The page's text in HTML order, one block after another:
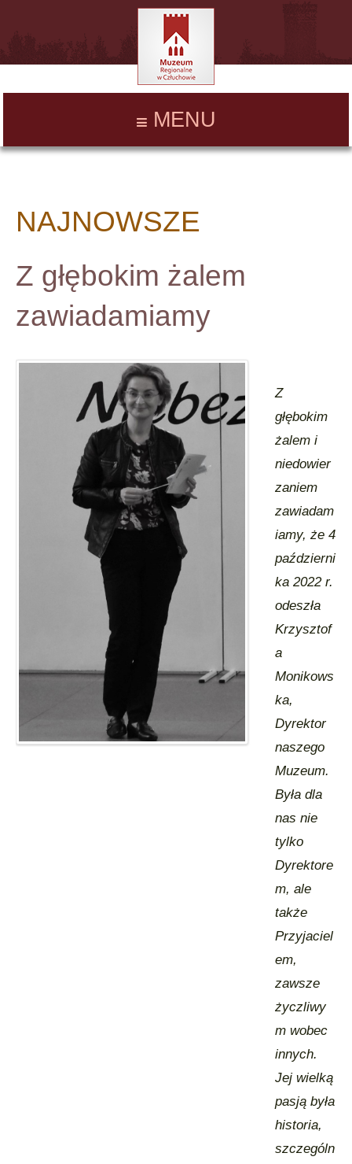
MENU
NAJNOWSZE
Z głębokim żalem
zawiadamiamy
Z
głębokim
żalem i
niedowier
zaniem
zawiadam
iamy, że 4
październi
ka 2022 r.
odeszła
Krzysztof
a
Monikows
ka,
Dyrektor
naszego
Muzeum.
Była dla
nas nie
tylko
Dyrektore
m, ale
także
Przyjaciel
em,
zawsze
życzliwy
m wobec
innych.
Jej wielką
pasją była
historia,
szczególn